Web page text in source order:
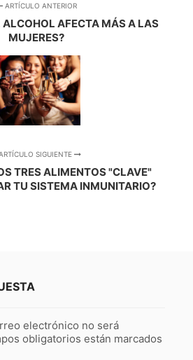
ARTÍCULO ANTERIOR
ALCOHOL AFECTA MÁS A LAS
MUJERES?
SIGUIENTE
TRES ALIMENTOS "CLAVE"
TU SISTEMA INMUNITARIO?
electrónico no será
obligatorios están marcados